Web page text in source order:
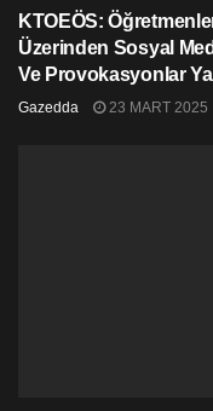
KTOEÖS:
Üzerinden Sosyal
Ve Provokasyonlar
Gazedda 23 MART 2025